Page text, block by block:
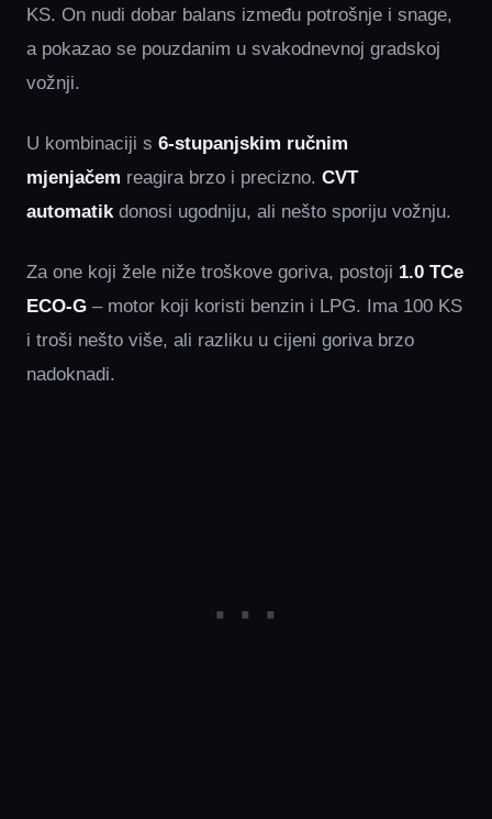
KS. On nudi dobar balans između potrošnje i snage,
a pokazao se pouzdanim u svakodnevnoj gradskoj
vožnji.
U kombinaciji s 6-stupanjskim ručnim
mjenjačem reagira brzo i precizno. CVT
automatikdonosi ugodniju, ali nešto sporiju vožnju.
Za one koji žele niže troškove goriva, postoji 1.0 TCe
ECO-G – motor koji koristi benzin i LPG. Ima 100 KS
i troši nešto više, ali razliku u cijeni goriva brzo
nadoknadi.